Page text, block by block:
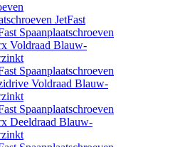
JetFast
Spaanplaatschroeven
Voldraad Blauw-
Spaanplaatschroeven
Voldraad Blauw-
Spaanplaatschroeven
Deeldraad Blauw-